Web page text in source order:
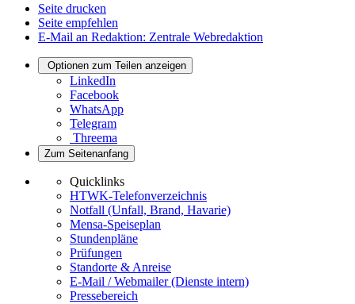
Seite drucken
Seite empfehlen
E-Mail an Redaktion: Zentrale Webredaktion
Optionen zum Teilen anzeigen
LinkedIn
Facebook
WhatsApp
Telegram
Threema
Zum Seitenanfang
Quicklinks
HTWK-Telefonverzeichnis
Notfall (Unfall, Brand, Havarie)
Mensa-Speiseplan
Stundenpläne
Prüfungen
Standorte & Anreise
E-Mail / Webmailer (Dienste intern)
Pressebereich